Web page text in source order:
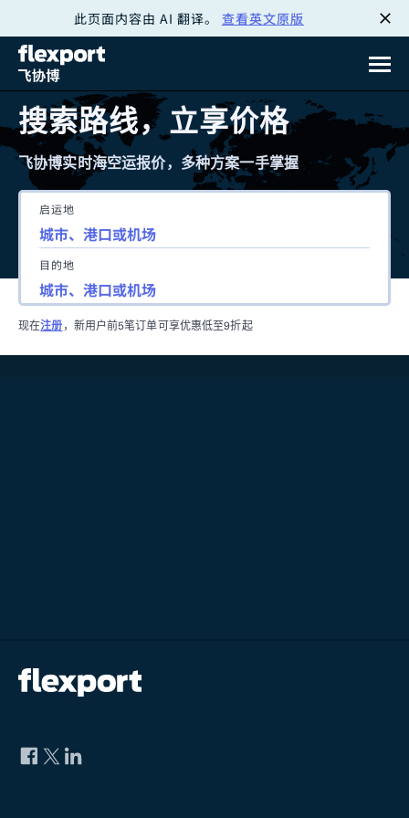
此页面内容由 AI 翻译。 查看英文原版
搜索路线，立享价格
飞协博实时海空运报价，多种方案一手掌握
启运地
目的地
现在注册 ，新用户前5笔订单可享优惠低至9折起